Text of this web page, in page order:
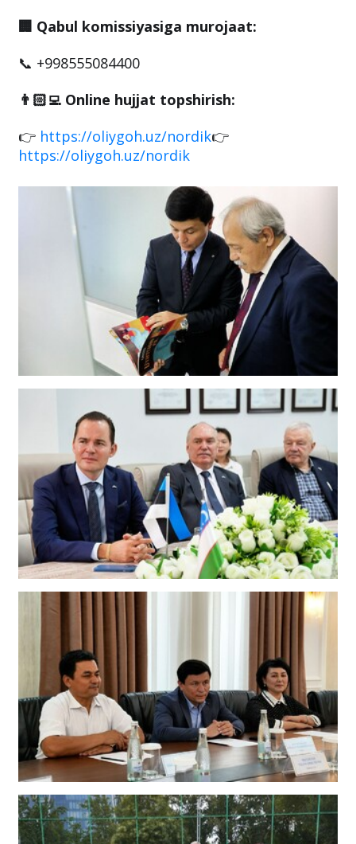
🏢 Qabul komissiyasiga murojaat:
📞 +998555084400
👨🏻‍💻 Online hujjat topshirish:
👉 https://oliygoh.uz/nordik👉
https://oliygoh.uz/nordik